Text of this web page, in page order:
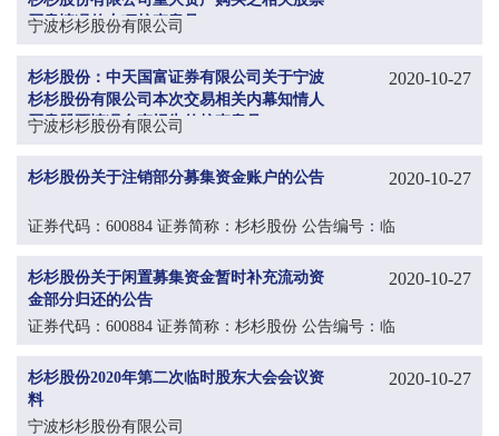
买卖情况的专项核查意见
宁波杉杉股份有限公司
杉杉股份：中天国富证券有限公司关于宁波
杉杉股份有限公司本次交易相关内幕知情人
买卖股票情况自查报告的核查意见
2020-10-27
宁波杉杉股份有限公司
杉杉股份关于注销部分募集资金账户的公告 2020-10-27
证券代码：600884 证券简称：杉杉股份 公告编号：临
杉杉股份关于闲置募集资金暂时补充流动资
金部分归还的公告
2020-10-27
证券代码：600884 证券简称：杉杉股份 公告编号：临
杉杉股份2020年第二次临时股东大会会议资
料
2020-10-27
宁波杉杉股份有限公司